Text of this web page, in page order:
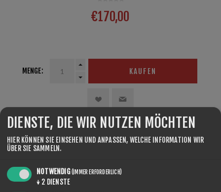
€170,00
MENGE: KAUFEN
DIENSTE, DIE WIR NUTZEN MÖCHTEN
HIER KÖNNEN SIE EINSEHEN UND ANPASSEN, WELCHE INFORMATION WIR
ÜBER SIE SAMMELN.
NOTWENDIG(IMMER ERFORDERLICH)
↓ 2 DIENSTE